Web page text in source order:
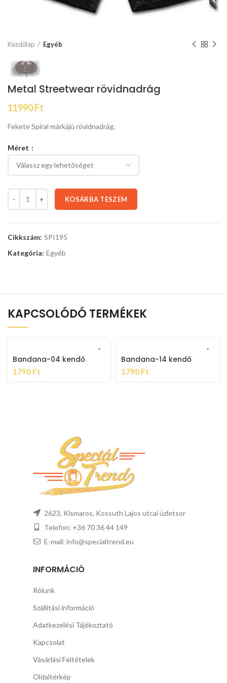
Kezdőlap Egyéb
Metal Streetwear rövidnadrág
11990Ft
Fekete Spiral márkájú rövidnadrág.
Méret
KOSÁRBA TESZEM
Cikkszám: SPI195
Kategória: Egyéb
KAPCSOLÓDÓ TERMÉKEK
Bandana-04 kendő
1790 Ft
Bandana-14 kendő
1790 Ft
2623, Kismaros, Kossuth Lajos utcai üzletsor
Telefon: +36 70 36 44 149
E-mail: info@specialtrend.eu
INFORMÁCIÓ
Rólunk
Szállítási információ
Adatkezelési Tájékoztató
Kapcsolat
Vásárlási Feltételek
Oldaltérkép